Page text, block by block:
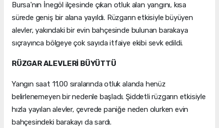
Bursa'nın İnegöl ilçesinde çıkan otluk alan yangını, kısa
sürede geniş bir alana yayıldı. Rüzgarın etkisiyle büyüyen
alevler, yakındaki bir evin bahçesinde bulunan barakaya
sıçrayınca bölgeye çok sayıda itfaiye ekibi sevk edildi.
RÜZGAR ALEVLERİ BÜYÜTTÜ
Yangın saat 11.00 sıralarında otluk alanda henüz
belirlenemeyen bir nedenle başladı. Şiddetli rüzgarın etkisiyle
hızla yayılan alevler, çevrede paniğe neden olurken evin
bahçesindeki barakayı da sardı.